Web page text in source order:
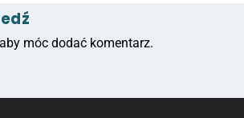
móc dodać komentarz.